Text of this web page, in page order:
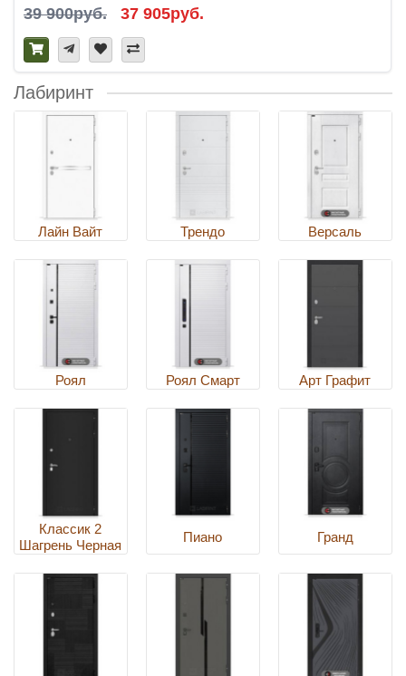
39 900руб. 37 905руб.
Лабиринт
Лайн Вайт Трендо Версаль
Роял Роял Смарт Арт Графит
Классик 2
Шагрень Черная
Пиано Гранд